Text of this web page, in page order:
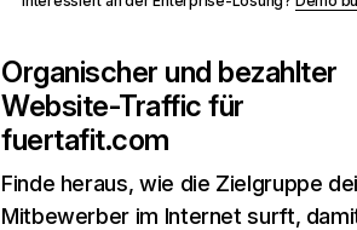
Organischer und bezahlter
Website-Traffic für
fuertafit.com
Finde heraus, wie die Zielgruppe
Mitbewerber im Internet surft,